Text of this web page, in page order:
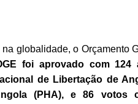
globalidade, o Orçamento
foi aprovado com
de Libertação de
(PHA), e 86 votos